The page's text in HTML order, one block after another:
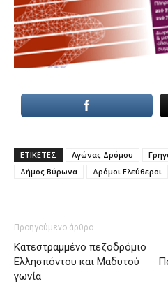
ΕΤΙΚΕΤΕΣ Αγώνας Δρόμου
Δήμος Βύρωνα
Δρόμοι Ελεύθεροι
Προηγούμενο άρθρο
Κατεστραμμένο πεζοδρόμιο
Ελλησπόντου και Μαδυτού
γωνία